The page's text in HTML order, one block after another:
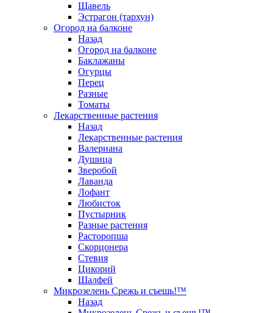
Щавель
Эстрагон (тархун)
Огород на балконе
Назад
Огород на балконе
Баклажаны
Огурцы
Перец
Разные
Томаты
Лекарственные растения
Назад
Лекарственные растения
Валериана
Душица
Зверобой
Лаванда
Лофант
Любисток
Пустырник
Разные растения
Расторопша
Скорцонера
Стевия
Цикорий
Шалфей
Микрозелень Срежь и съешь!™
Назад